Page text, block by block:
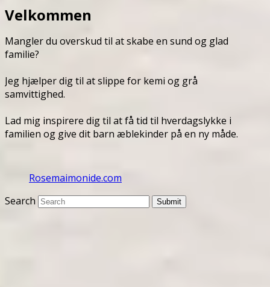
Velkommen
Mangler du overskud til at skabe en sund og glad
familie?
Jeg hjælper dig til at slippe for kemi og grå
samvittighed.
Lad mig inspirere dig til at få tid til hverdagslykke i
familien og give dit barn æblekinder på en ny måde.
Rosemaimonide.com
Search
Submit